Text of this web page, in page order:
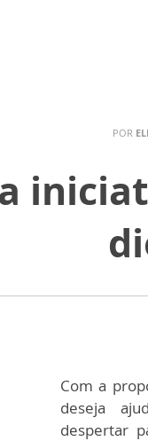
POR
Com a
deseja
despertar